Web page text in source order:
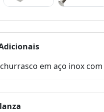
em aço inox